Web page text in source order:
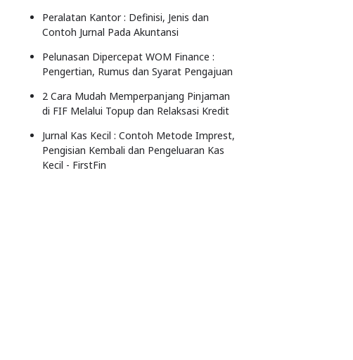
Peralatan Kantor : Definisi, Jenis dan
Contoh Jurnal Pada Akuntansi
Pelunasan Dipercepat WOM Finance :
Pengertian, Rumus dan Syarat Pengajuan
2 Cara Mudah Memperpanjang Pinjaman
di FIF Melalui Topup dan Relaksasi Kredit
Jurnal Kas Kecil : Contoh Metode Imprest,
Pengisian Kembali dan Pengeluaran Kas
Kecil - FirstFin